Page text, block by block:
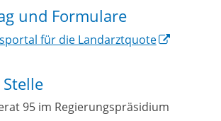
und Formulare
für die Landarztquote
95 im Regierungspräsidium